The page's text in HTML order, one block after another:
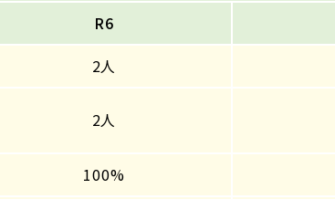
R6
2人
2人
100%